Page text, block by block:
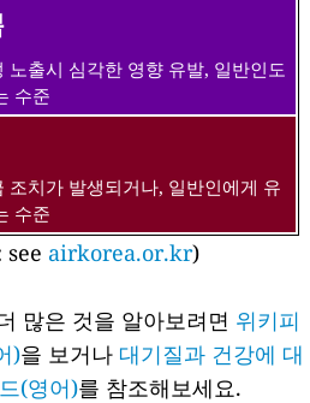
노출시 심각한 영향 유발, 일반인도
수준
조치가 발생되거나, 일반인에게 유
수준
see airkorea.or.kr)
많은 것을 알아보려면 위키피
)을 보거나 대기질과 건강에 대
(영어)를 참조해보세요.